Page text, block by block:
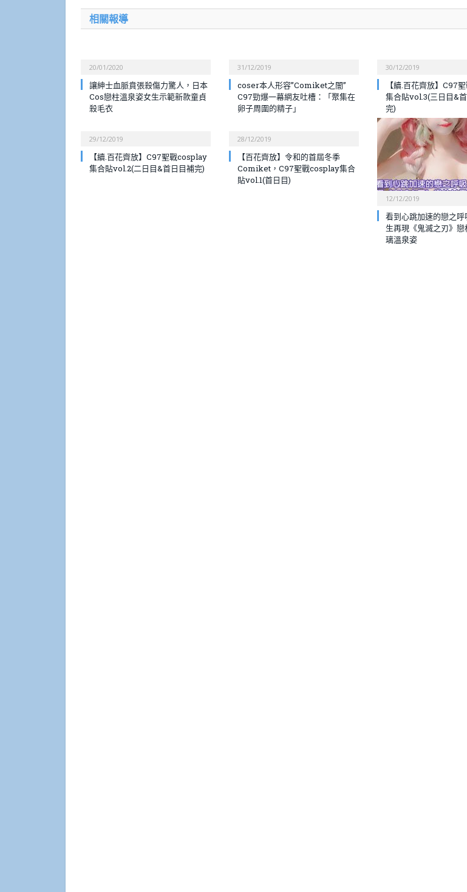
相關報導
20/01/2020
讓紳士血脈賁張殺傷力驚人，日本
Cos戀柱溫泉姿女生示範新款童貞
殺毛衣
31/12/2019
coser本人形容”Comiket之闇”
C97勁爆一幕網友吐槽：「聚集在
卵子周圍的精子」
30/12/2019
【續.百花齊放】C97
集合貼vol.3(三日目&
完)
29/12/2019
【續.百花齊放】C97聖戰cosplay
集合貼vol.2(二日目&首日目補完)
28/12/2019
【百花齊放】令和的首屆冬季
Comiket，C97聖戰cosplay集合
貼vol.1(首日目)
12/12/2019
看到心跳加速的戀之
生再現《鬼滅之刃》戀
璃溫泉姿